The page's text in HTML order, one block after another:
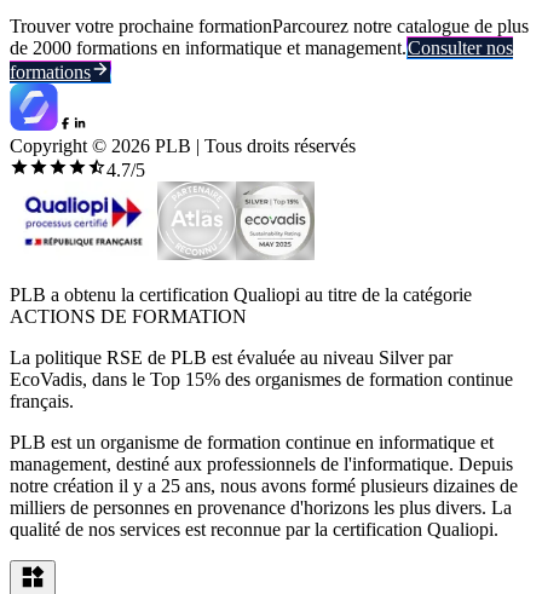
Trouver votre prochaine formationParcourez notre catalogue de plus
de 2000 formations en informatique et management.Consulter nos
formations
Copyright © 2026 PLB | Tous droits réservés
4.7/5
PLB a obtenu la certification Qualiopi au titre de la catégorie
ACTIONS DE FORMATION
La politique RSE de PLB est évaluée au niveau Silver par
EcoVadis, dans le Top 15% des organismes de formation continue
français.
PLB est un organisme de formation continue en informatique et
management, destiné aux professionnels de l'informatique. Depuis
notre création il y a 25 ans, nous avons formé plusieurs dizaines de
milliers de personnes en provenance d'horizons les plus divers. La
qualité de nos services est reconnue par la certification Qualiopi.